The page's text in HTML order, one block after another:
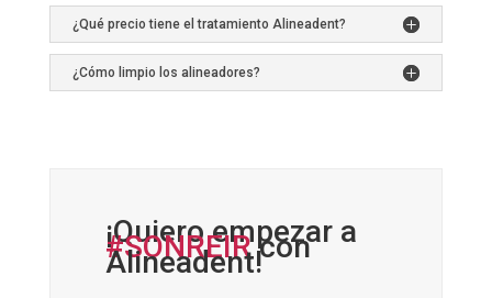
¿Qué precio tiene el tratamiento Alineadent?
¿Cómo limpio los alineadores?
¡Quiero empezar a
#SONREIRcon
Alineadent!